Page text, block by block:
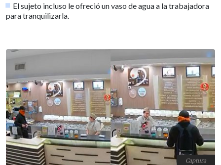
El sujeto incluso le ofreció un vaso de agua a la trabajadora
para tranquilizarla.
Captura